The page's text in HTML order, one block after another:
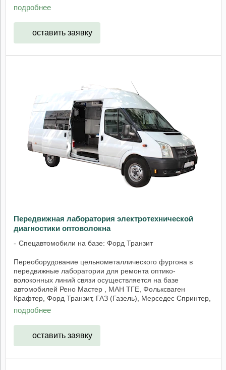
подробнее
оставить заявку
Передвижная лаборатория электротехнической
диагностики оптоволокна
Спецавтомобили на базе: Форд Транзит
Переоборудование цельнометаллического фургона в
передвижные лаборатории для ремонта оптико-
волоконных линий связи осуществляется на базе
автомобилей Рено Мастер , МАН ТГЕ, Фольксваген
Крафтер, Форд Транзит, ГАЗ (Газель), Мерседес Спринтер,
Ивеко ...
подробнее
оставить заявку